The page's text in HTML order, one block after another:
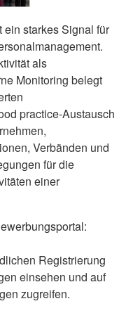
ein starkes Signal für
als
Monitoring belegt
practice-Austausch
Verbänden und
für die
einer
Registrierung
einsehen und auf
zugreifen.